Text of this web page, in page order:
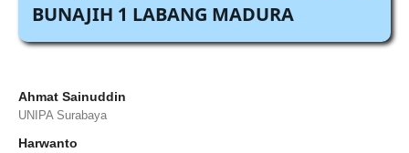
BUNAJIH 1 LABANG MADURA
Ahmat Sainuddin
UNIPA Surabaya
Harwanto